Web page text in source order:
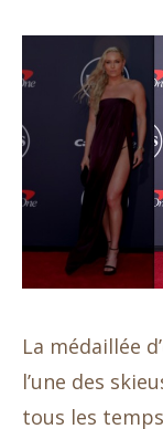
La médaillée
l’une des
tous les